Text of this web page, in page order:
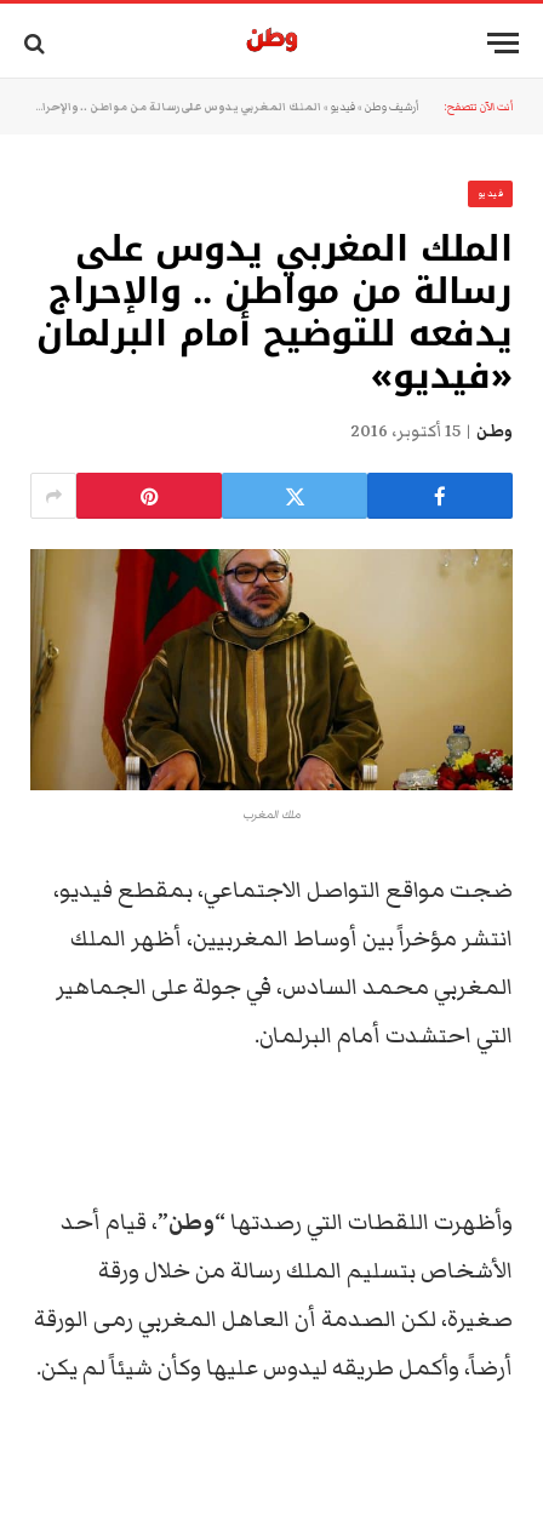
أنت الآن تتصفح: أرشيف وطن »فيديو » الملك المغربي يدوس على رسالة من مواطن .. والإحراج يدفعه للتوضيح أمام البرلمان «فيديو»
فيديو
الملك المغربي يدوس على
رسالة من مواطن .. والإحراج
يدفعه للتوضيح أمام البرلمان
«فيديو»
وطن 15 أكتوبر، 2016
ملك المغرب
ضجت مواقع التواصل الاجتماعي، بمقطع فيديو،
انتشر مؤخراً بين أوساط المغربيين، أظهر الملك
المغربي محمد السادس، في جولة على الجماهير
التي احتشدت أمام البرلمان.
وأظهرت اللقطات التي رصدتها “وطن”، قيام أحد
الأشخاص بتسليم الملك رسالة من خلال ورقة
صغيرة، لكن الصدمة أن العاهل المغربي رمى الورقة
أرضاً، وأكمل طريقه ليدوس عليها وكأن شيئاً لم يكن.